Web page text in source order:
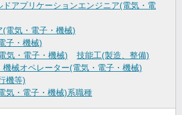
アプリケーションエンジニア(電気・電
電気・電子・機械)
子・機械)
気・電子・機械)
技能工(製造、整備)
械オペレーター(電気・電子・機械)
機等)
気・電子・機械)系職種